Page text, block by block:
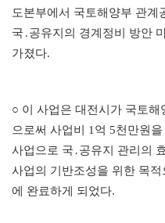
도본부에서 국토해양부 관계
국 ․공유지의 경계정비 방안
가졌다.
○ 이 사업은 대전시가 국토
으로써 사업비 1 억 5천만원
사업으로 국 ․공유지 관리의
사업의 기반조성을 위한 목적
에 완료하게 되었다.